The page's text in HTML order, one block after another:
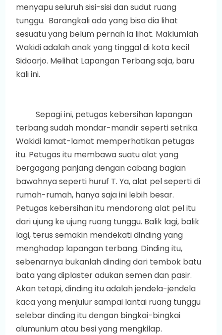
menyapu seluruh sisi-sisi dan sudut ruang
tunggu. Barangkali ada yang bisa dia lihat
sesuatu yang belum pernah ia lihat. Maklumlah
Wakidi adalah anak yang tinggal di kota kecil
Sidoarjo. Melihat Lapangan Terbang saja, baru
kali ini.
Sepagi ini, petugas kebersihan lapangan
terbang sudah mondar-mandir seperti setrika.
Wakidi lamat-lamat memperhatikan petugas
itu. Petugas itu membawa suatu alat yang
bergagang panjang dengan cabang bagian
bawahnya seperti huruf T. Ya, alat pel seperti di
rumah-rumah, hanya saja ini lebih besar.
Petugas kebersihan itu mendorong alat pel itu
dari ujung ke ujung ruang tunggu. Balik lagi, balik
lagi, terus semakin mendekati dinding yang
menghadap lapangan terbang. Dinding itu,
sebenarnya bukanlah dinding dari tembok batu
bata yang diplaster adukan semen dan pasir.
Akan tetapi, dinding itu adalah jendela-jendela
kaca yang menjulur sampai lantai ruang tunggu
selebar dinding itu dengan bingkai-bingkai
alumunium atau besi yang mengkilap.